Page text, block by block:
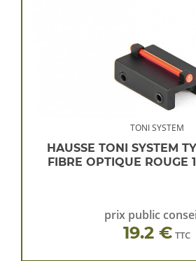
TONI SYSTEM
HAUSSE TONI SYSTEM
FIBRE OPTIQUE ROUGE
prix public
19.2 € TTC